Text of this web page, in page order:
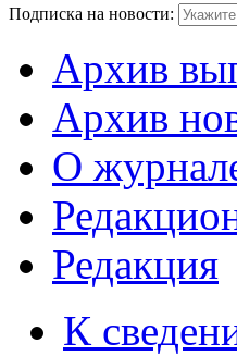
Подписка на новости:
Архив
Архив
О
Редакция
К